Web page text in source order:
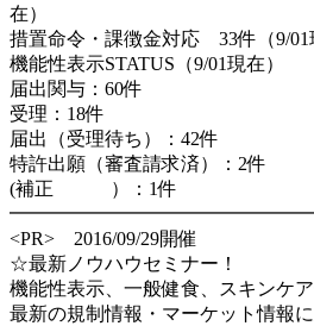
在）
措置命令・課徴金対応 33件（9/01
機能性表示STATUS（9/01現在）
届出関与：60件
受理：18件
届出（受理待ち）：42件
特許出願（審査請求済）：2件
(補正 ）：1件
<PR> 2016/09/29開催
☆最新ノウハウセミナー！
機能性表示、一般健食、スキンケ
最新の規制情報・マーケット情報